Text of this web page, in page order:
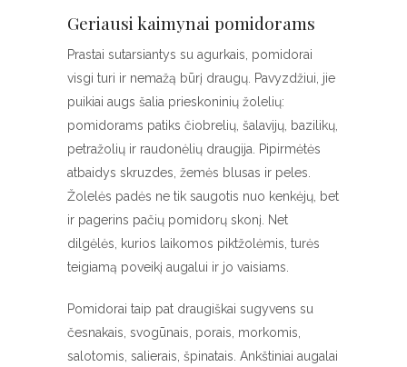
Geriausi kaimynai pomidorams
Prastai sutarsiantys su agurkais, pomidorai
visgi turi ir nemažą būrį draugų. Pavyzdžiui, jie
puikiai augs šalia prieskoninių žolelių:
pomidorams patiks čiobrelių, šalavijų, bazilikų,
petražolių ir raudonėlių draugija. Pipirmėtės
atbaidys skruzdes, žemės blusas ir peles.
Žolelės padės ne tik saugotis nuo kenkėjų, bet
ir pagerins pačių pomidorų skonį. Net
dilgėlės, kurios laikomos piktžolėmis, turės
teigiamą poveikį augalui ir jo vaisiams.
Pomidorai taip pat draugiškai sugyvens su
česnakais, svogūnais, porais, morkomis,
salotomis, salierais, špinatais. Ankštiniai augalai